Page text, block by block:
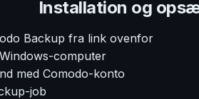
Installation og
Backup fra link ovenfor
computer
med Comodo-konto
job